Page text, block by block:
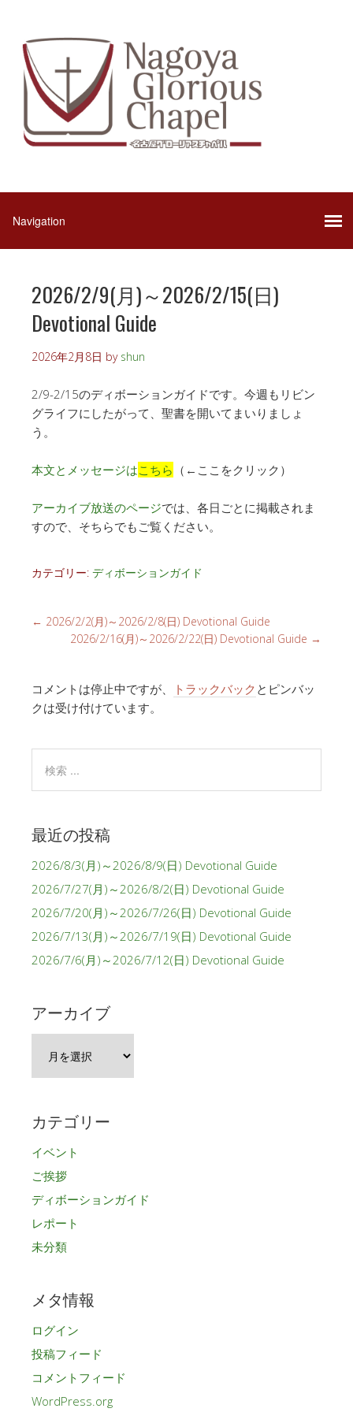
2026/2/9(月)～2026/2/15(日)
Devotional Guide
2026年2月8日 by shun
2/9-2/15のディボーションガイドです。今週もリビン
グライフにしたがって、聖書を開いてまいりましょ
う。
本文とメッセージはこちら （←ここをクリック）
アーカイブ放送のページでは、各日ごとに掲載されま
すので、そちらでもご覧ください。
カテゴリー: ディボーションガイド
← 2026/2/2(月)～2026/2/8(日) Devotional Guide
2026/2/16(月)～2026/2/22(日) Devotional Guide →
コメントは停止中ですが、 トラックバック とピンバッ
クは受け付けています。
最近の投稿
2026/8/3(月)～2026/8/9(日) Devotional Guide
2026/7/27(月)～2026/8/2(日) Devotional Guide
2026/7/20(月)～2026/7/26(日) Devotional Guide
2026/7/13(月)～2026/7/19(日) Devotional Guide
2026/7/6(月)～2026/7/12(日) Devotional Guide
アーカイブ
カ
ブ
カテゴリー
イベント
ご挨拶
ディボーションガイド
レポート
未分類
メタ情報
ログイン
投稿フィード
コメントフィード
WordPress.org